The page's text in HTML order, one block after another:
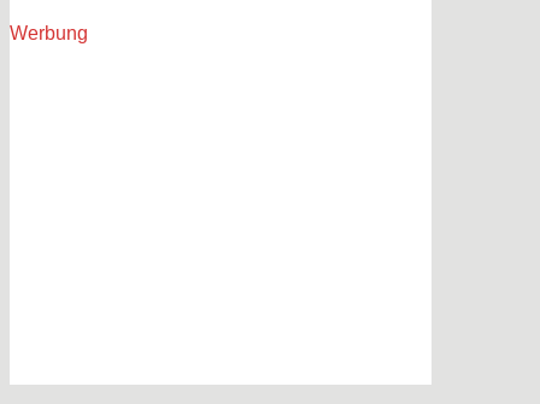
Werbung